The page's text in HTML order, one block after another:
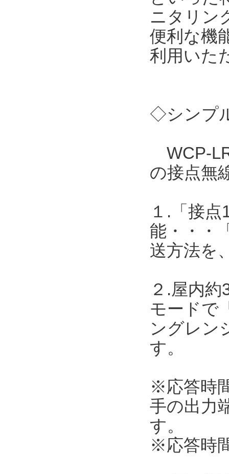
ニタリン
便利な機
利用いた
◇シンプ
WCP-
の接点無
１.「接
能・・・
送方法を
２.屋内
モードで
ングレン
す。
※応答時
手の出力
す。
※応答時